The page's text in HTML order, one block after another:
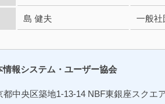
島 健夫 一般社
報システム・ユーザー協会
中央区築地1-13-14 NBF東銀座スクエ